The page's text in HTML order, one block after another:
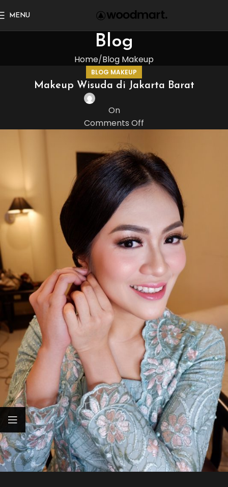
MENU
Blog
Home Blog Makeup
BLOG MAKEUP
Makeup Wisuda di Jakarta Barat
On
Comments Off